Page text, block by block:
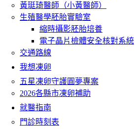
黃珽琦醫師（小黃醫師）
生殖醫學胚胎實驗室
縮時攝影胚胎培養
電子晶片檢體安全核對系統
交通路線
我想凍卵
五星凍卵守護圓夢專案
2026各縣市凍卵補助
就醫指南
門診時刻表